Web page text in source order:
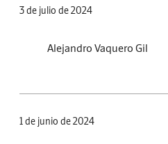
3 de julio de 2024
Alejandro Vaquero Gil
1 de junio de 2024